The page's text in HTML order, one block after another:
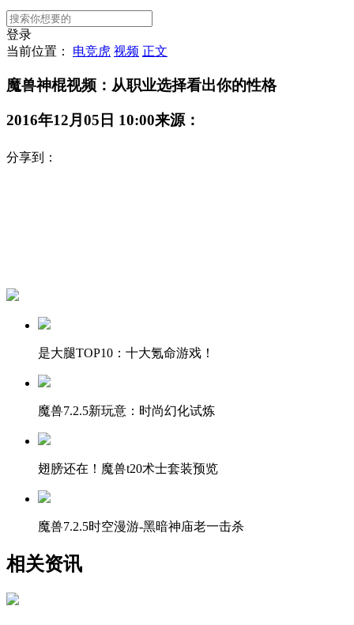
登录
当前位置： 电竞虎 视频 正文
魔兽神棍视频：从职业选择看出你的性格
2016年12月05日 10:00来源：
分享到：
是大腿TOP10：十大氪命游戏！
魔兽7.2.5新玩意：时尚幻化试炼
翅膀还在！魔兽t20术士套装预览
魔兽7.2.5时空漫游-黑暗神庙老一击杀
相关资讯